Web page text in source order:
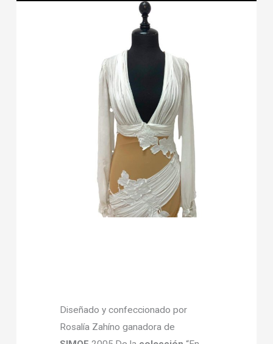
Diseñado y confeccionado por
Rosalía Zahíno ganadora de